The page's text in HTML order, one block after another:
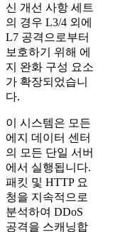
신 개선 사항 세트
의 경우 L3/4 외에
L7 공격으로부터
보호하기 위해 에
지 완화 구성 요소
가 확장되었습니
다.
이 시스템은 모든
에지 데이터 센터
의 모든 단일 서버
에서 실행됩니다.
패킷 및 HTTP 요
청을 지속적으로
분석하여 DDoS
공격을 스캐닝합